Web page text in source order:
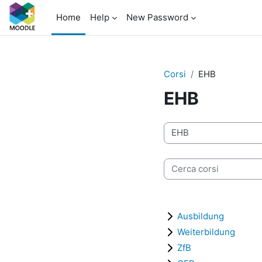
Vai al contenuto principale
Home
Help New Password
Corsi EHB
EHB
Categorie di corso
Cerca corsi
Ausbildung
Weiterbildung
ZfB